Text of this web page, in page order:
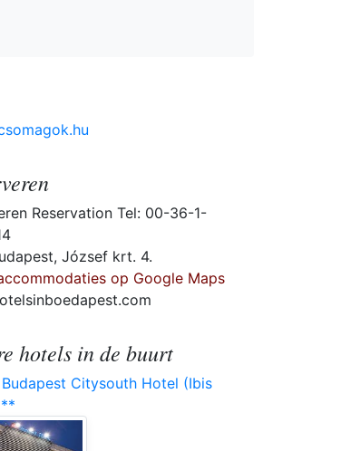
Reservation Tel: 00-36-1-
József krt. 4.
op Google Maps
hotels in de buurt
Citysouth Hotel (Ibis